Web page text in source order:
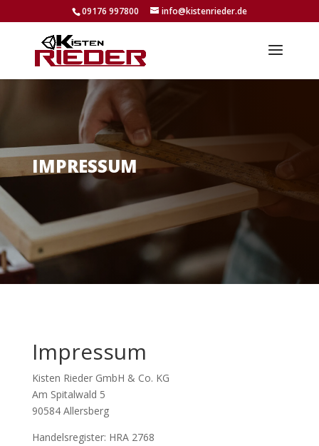
09176 997800 info@kistenrieder.de
IMPRESSUM
Impressum
Kisten Rieder GmbH & Co. KG
Am Spitalwald 5
90584 Allersberg
Handelsregister: HRA 2768